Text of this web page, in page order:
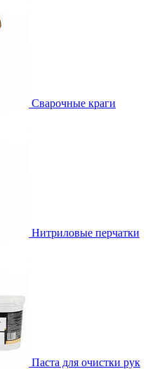
Сварочные краги
Нитриловые перчатки
Паста для очистки рук